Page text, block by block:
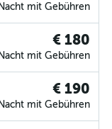
mit Gebühren
€ 180
mit Gebühren
€ 190
mit Gebühren